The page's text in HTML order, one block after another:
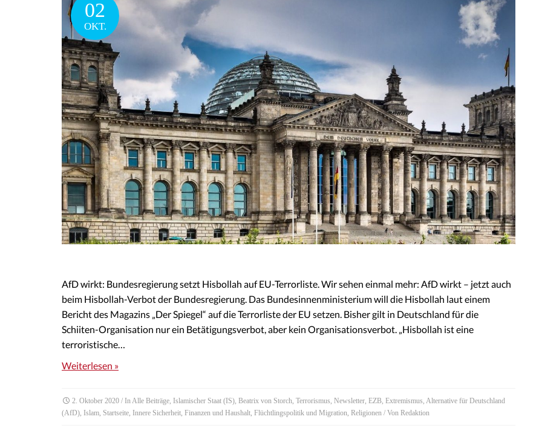
02
OKT.
AfD wirkt: Bundesregierung setzt Hisbollah auf EU-Terrorliste. Wir sehen einmal mehr: AfD wirkt – jetzt auch
beim Hisbollah-Verbot der Bundesregierung. Das Bundesinnenministerium will die Hisbollah laut einem
Bericht des Magazins „Der Spiegel“ auf die Terrorliste der EU setzen. Bisher gilt in Deutschland für die
Schiiten-Organisation nur ein Betätigungsverbot, aber kein Organisationsverbot. „Hisbollah ist eine
terroristische…
Weiterlesen »
2. Oktober 2020 / In Alle Beiträge Islamischer Staat (IS) Beatrix von Storch Terrorismus Newsletter EZB Extremismus Alternative für Deutschland
(AfD) Islam Startseite Innere Sicherheit Finanzen und Haushalt Flüchtlingspolitik und Migration Religionen / Von Redaktion